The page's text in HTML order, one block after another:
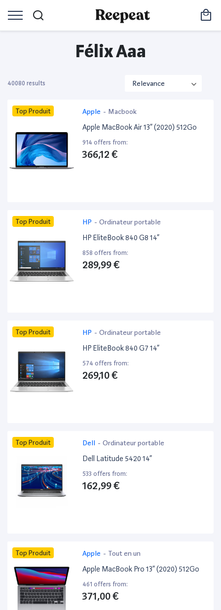
Félix Aaa
40080 results
Top Produit Apple - Macbook
Apple MacBook Air 13” (2020) 512Go
914 offers from:
366,12 €
Top Produit HP - Ordinateur portable
HP EliteBook 840 G8 14”
858 offers from:
289,99 €
Top Produit HP - Ordinateur portable
HP EliteBook 840 G7 14”
574 offers from:
269,10 €
Top Produit Dell - Ordinateur portable
Dell Latitude 5420 14”
533 offers from:
162,99 €
Top Produit Apple - Tout en un
Apple MacBook Pro 13” (2020) 512Go
461 offers from:
371,00 €